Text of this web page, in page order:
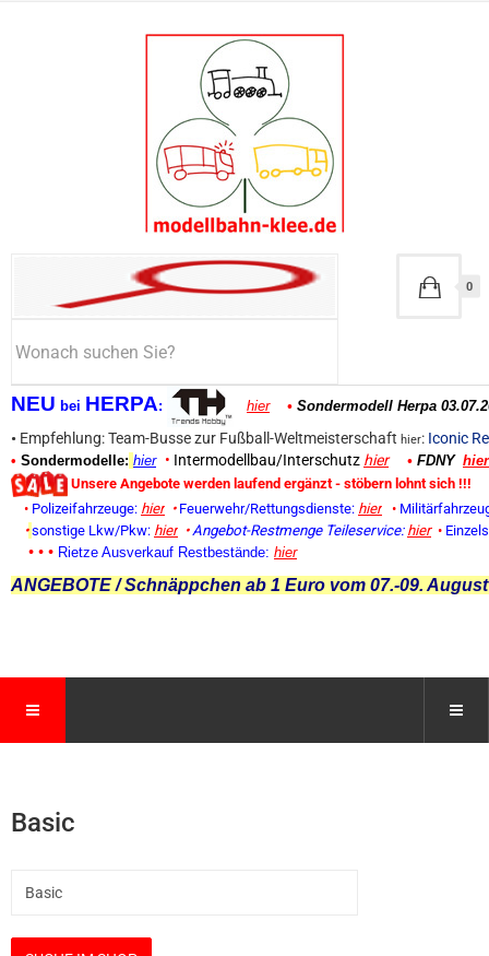
NEU bei HERPA: hier • Sondermodell Herpa
• Empfehlung: Team-Busse zur Fußball-Weltmeisterschaft hier: Iconic
• Sondermodelle: hier • Intermodellbau/Interschutz hier • FDNY hier
Unsere Angebote werden laufend ergänzt - stöbern lohnt sich !!!
• Polizeifahrzeuge: hier • Feuerwehr/Rettungsdienste: hier •
• sonstige Lkw/Pkw: hier • Angebot-Restmenge Teileservice: hier •
• • • Rietze Ausverkauf Restbestände: hier
ANGEBOTE / Schnäppchen ab 1 Euro vom 07.-09.
0
Basic